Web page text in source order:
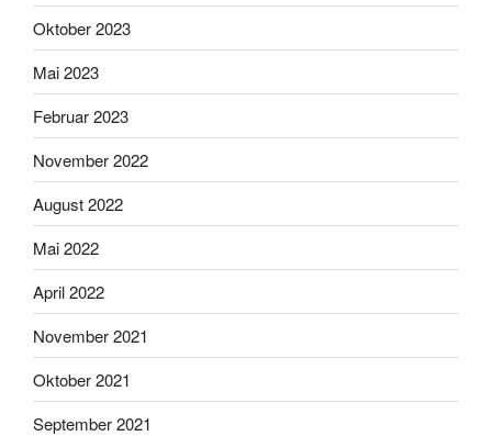
Oktober 2023
Mai 2023
Februar 2023
November 2022
August 2022
Mai 2022
April 2022
November 2021
Oktober 2021
September 2021